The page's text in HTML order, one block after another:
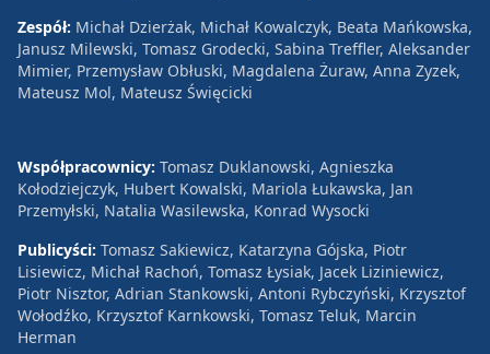
Zespół: Michał Dzierżak, Michał Kowalczyk, Beata Mańkowska,
Janusz Milewski, Tomasz Grodecki, Sabina Treffler, Aleksander
Mimier, Przemysław Obłuski, Magdalena Żuraw, Anna Zyzek,
Mateusz Mol, Mateusz Święcicki
Współpracownicy: Tomasz Duklanowski, Agnieszka
Kołodziejczyk, Hubert Kowalski, Mariola Łukawska, Jan
Przemyłski, Natalia Wasilewska, Konrad Wysocki
Publicyści: Tomasz Sakiewicz, Katarzyna Gójska, Piotr
Lisiewicz, Michał Rachoń, Tomasz Łysiak, Jacek Liziniewicz,
Piotr Nisztor, Adrian Stankowski, Antoni Rybczyński, Krzysztof
Wołodźko, Krzysztof Karnkowski, Tomasz Teluk, Marcin
Herman